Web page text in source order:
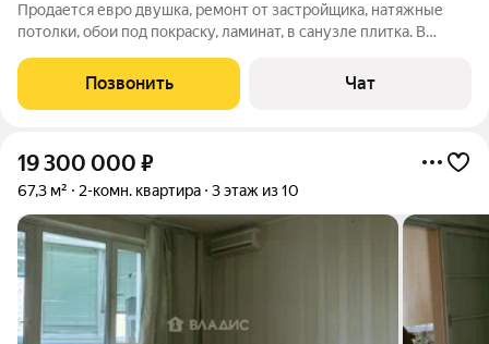
Продается евро двушка, ремонт от застройщика, натяжные
потолки, обои под покраску, ламинат, в санузле плитка. В
взрослых собственника.
Позвонить Чат
19 300 000 ₽
67,3 м² 2-комн. квартира 3 этаж из 10